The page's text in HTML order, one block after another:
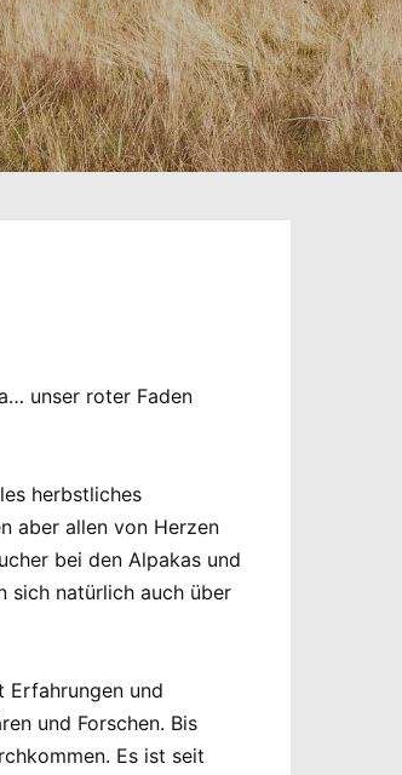
unser roter Faden
herbstliches
aber allen von Herzen
bei den Alpakas und
sich natürlich auch über
Erfahrungen und
und Forschen. Bis
Es ist seit